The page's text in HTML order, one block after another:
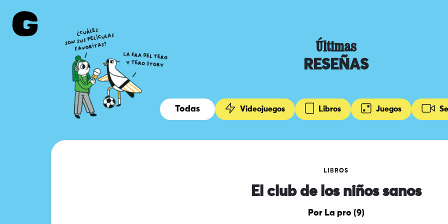
Últimas
RESEÑAS
Todas Videojuegos Libros Juegos
LIBROS
El club de los niños sanos
Por La pro (9)